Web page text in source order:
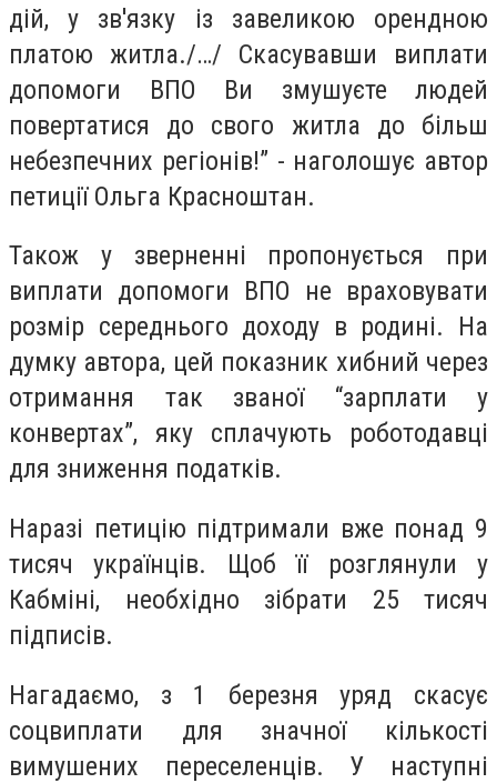
дій, у зв'язку із завеликою орендною
платою житла./…/ Скасувавши виплати
допомоги ВПО Ви змушуєте людей
повертатися до свого житла до більш
небезпечних регіонів!” - наголошує автор
петиції Ольга Красноштан.
Також у зверненні пропонується при
виплати допомоги ВПО не враховувати
розмір середнього доходу в родині. На
думку автора, цей показник хибний через
отримання так званої “зарплати у
конвертах”, яку сплачують роботодавці
для зниження податків.
Наразі петицію підтримали вже понад 9
тисяч українців. Щоб її розглянули у
Кабміні, необхідно зібрати 25 тисяч
підписів.
Нагадаємо, з 1 березня уряд скасує
соцвиплати для значної кількості
вимушених переселенців. У наступні